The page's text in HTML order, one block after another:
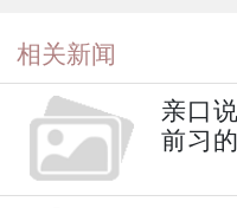
相关新闻
亲口
前习